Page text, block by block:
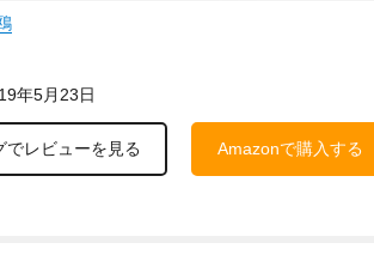
年5月23日
でレビューを見る Amazonで購入する